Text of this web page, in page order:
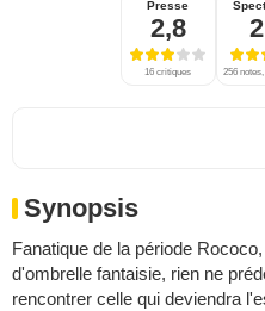
Presse
2,8
16 critiques 256
Synopsis
Fanatique de la période
d'ombrelle fantaisie, rien ne
rencontrer celle qui deviendra